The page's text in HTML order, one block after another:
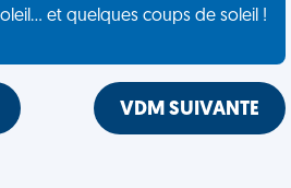
et quelques coups de soleil !
VDM SUIVANTE